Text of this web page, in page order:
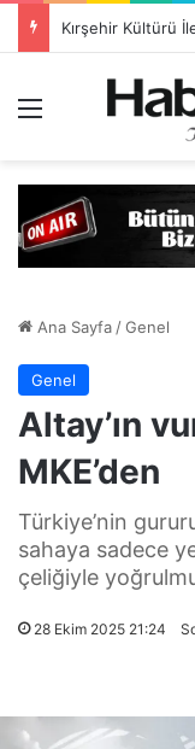
Ana Sayfa/Genel
Genel
Altay’ın
MKE’den
Türkiye’nin
sahaya sadece
çeliğiyle
28 Ekim 2025 21:24